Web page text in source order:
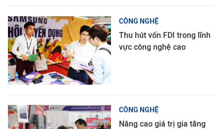
CÔNG NGHỆ
Thu hút vốn FDI trong lĩnh
vực công nghệ cao
CÔNG NGHỆ
Nâng cao giá trị gia tăng